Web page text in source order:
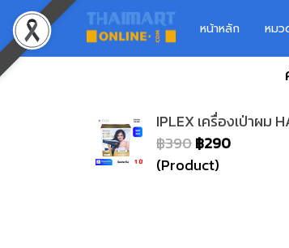
หน้าหลัก หมว
IPLEX เครื่องเป่าผม
฿390฿290
(Product)